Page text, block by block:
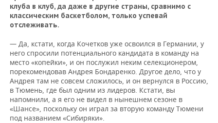
клуба в клуб, да даже в другие страны, сравнимо с
классическим баскетболом, только успевай
отслеживать.
— Да, кстати, когда Кочетков уже освоился в Германии, у
него спросили потенциального кандидата в команду на
место «копейки», и он послужил неким селекционером,
порекомендовав Андрея Бондаренко. Другое дело, что у
Андрея там не совсем сложилось, и он вернулся в Россию,
в Тюмень, где был одним из лидеров. Кстати, вы
напомнили, а я его не видел в нынешнем сезоне в
«Шансе», поскольку он играл за вторую команду Тюмени
под названием «Сибиряки».